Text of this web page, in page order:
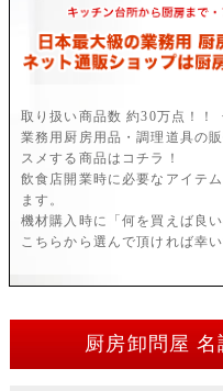
取り扱い商品数 約30万点！！
業務用厨房用品・調理道具の
スメする商品はコチラ！
飲食店開業時に必要なアイテ
ます。
機材購入時に「何を買えば良
こちらから選んで頂ければ幸い
厨房卸問屋